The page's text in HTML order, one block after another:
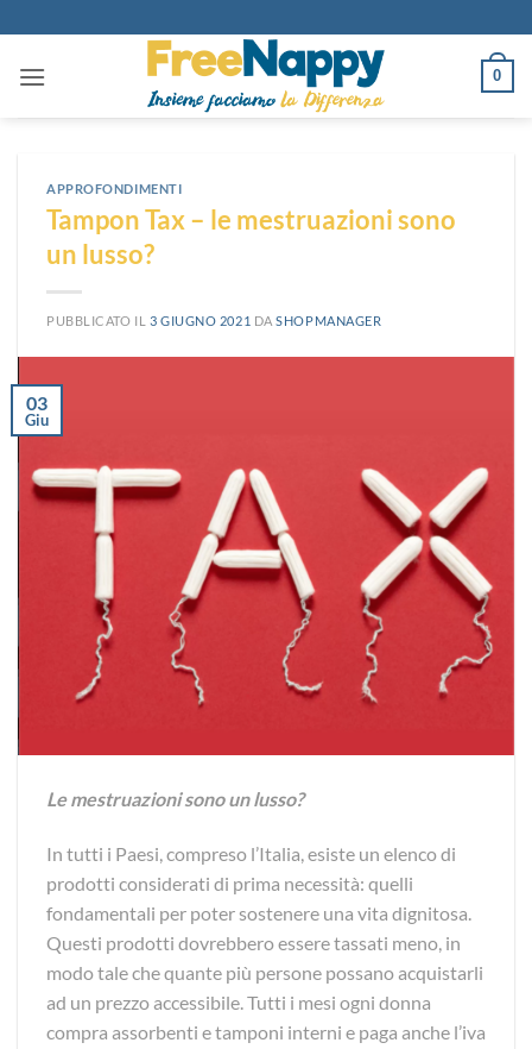
contenuti
0
APPROFONDIMENTI
Tampon Tax – le mestruazioni sono
un lusso?
PUBBLICATO IL 3 GIUGNO 2021 DASHOPMANAGER
03
Giu
Le mestruazioni sono un lusso?
In tutti i Paesi, compreso l’Italia, esiste un elenco di
prodotti considerati di prima necessità: quelli
fondamentali per poter sostenere una vita dignitosa.
Questi prodotti dovrebbero essere tassati meno, in
modo tale che quante più persone possano acquistarli
ad un prezzo accessibile. Tutti i mesi ogni donna
compra assorbenti e tamponi interni e paga anche l’iva